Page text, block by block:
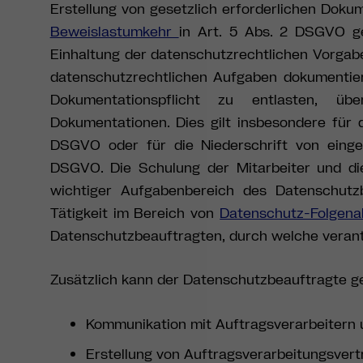
Erstellung von gesetzlich erforderlichen
Beweislastumkehr in Art. 5 Abs. 2 DSGVO
Einhaltung der datenschutzrechtlichen
datenschutzrechtlichen Aufgaben
Dokumentationspflicht zu entlasten,
Dokumentationen. Dies gilt insbesondere für
DSGVO oder für die Niederschrift von
DSGVO. Die Schulung der Mitarbeiter und
wichtiger Aufgabenbereich des
Tätigkeit im Bereich von Datenschutz-
Datenschutzbeauftragten, durch welche
Zusätzlich kann der Datenschutzbeauftragte
Kommunikation mit Auftragsverarbeitern
Erstellung von